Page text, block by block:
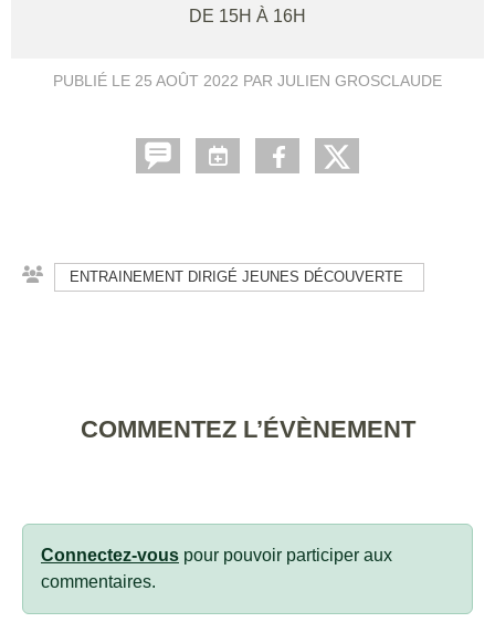
DE 15H À 16H
PUBLIÉ LE 25 AOÛT 2022 PAR JULIEN GROSCLAUDE
ENTRAINEMENT DIRIGÉ JEUNES DÉCOUVERTE
COMMENTEZ L’ÉVÈNEMENT
Connectez-vous pour pouvoir participer aux
commentaires.